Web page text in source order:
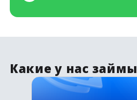
Какие у нас займы